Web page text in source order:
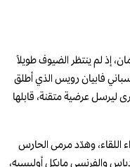
إذ لم ينتظر الضيوف طويلاً
فابيان رويس الذي أطلق
ليرسل عرضية متقنة، قابلها
اللقاء، وهدّد مرمى الحارس